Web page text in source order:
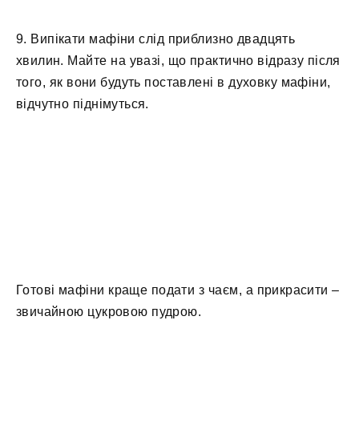
9. Випікати мафіни слід приблизно двадцять
хвилин. Майте на увазі, що практично відразу після
того, як вони будуть поставлені в духовку мафіни,
відчутно піднімуться.
Готові мафіни краще подати з чаєм, а прикрасити –
звичайною цукровою пудрою.